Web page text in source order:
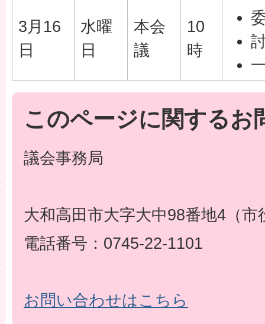
3月16
日
水曜
日
本会
議
10
時
このページに関するお
議会事務局
大和高田市大字大中98番地4（市
電話番号：0745-22-1101
お問い合わせはこちら